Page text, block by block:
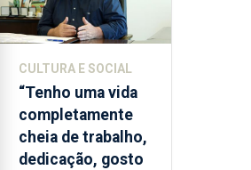
CULTURA E SOCIAL
“Tenho uma vida
completamente
cheia de trabalho,
dedicação, gosto